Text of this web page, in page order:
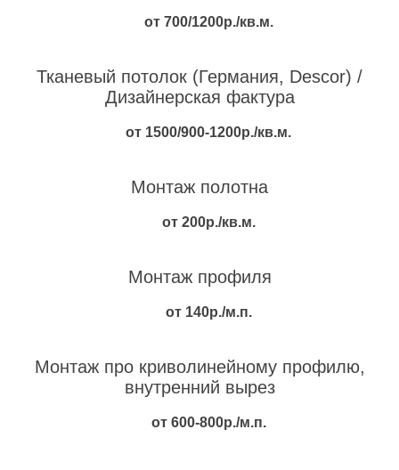
от 700/1200р./кв.м.
Тканевый потолок (Германия, Descor) /
Дизайнерская фактура
от 1500/900-1200р./кв.м.
Монтаж полотна
от 200р./кв.м.
Монтаж профиля
от 140р./м.п.
Монтаж про криволинейному профилю,
внутренний вырез
от 600-800р./м.п.